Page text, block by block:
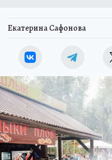
Екатерина Сафонова